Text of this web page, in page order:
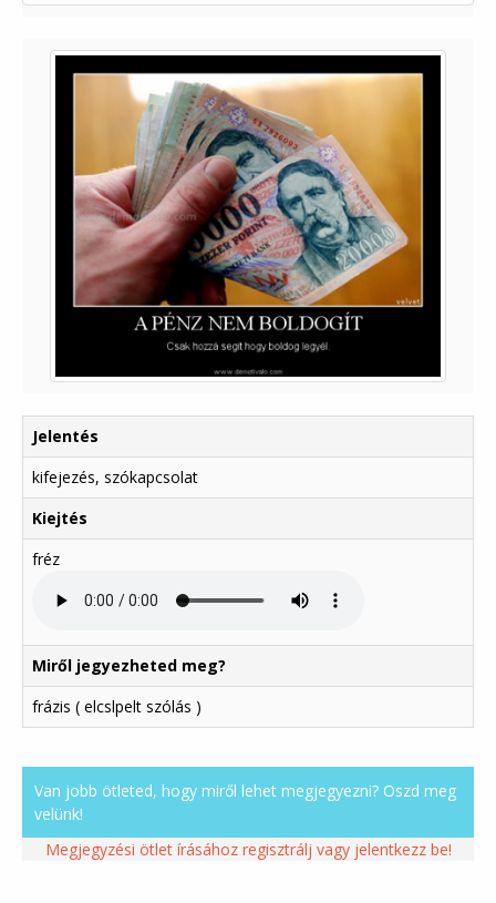
Jelentés
kifejezés, szókapcsolat
Kiejtés
fréz
Miről jegyezheted meg?
frázis ( elcslpelt szólás )
Van jobb ötleted, hogy miről lehet megjegyezni? Oszd meg
velünk!
Megjegyzési ötlet írásához regisztrálj vagy jelentkezz be!